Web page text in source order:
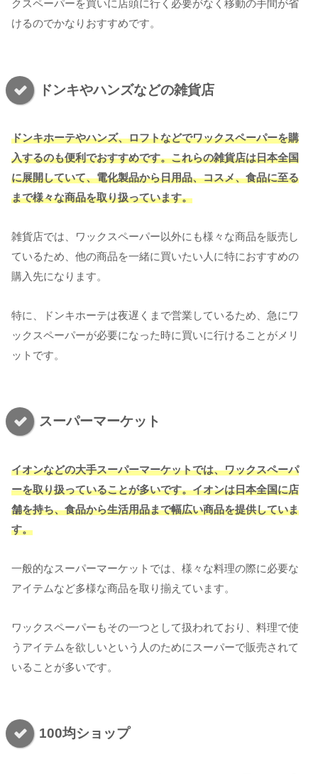
クスペーパーを買いに店頭に行く必要がなく移動の手間が省
けるのでかなりおすすめです。
ドンキやハンズなどの雑貨店
ドンキホーテやハンズ、ロフトなどでワックスペーパーを購
入するのも便利でおすすめです。これらの雑貨店は日本全国
に展開していて、電化製品から日用品、コスメ、食品に至る
まで様々な商品を取り扱っています。
雑貨店では、ワックスペーパー以外にも様々な商品を販売し
ているため、他の商品を一緒に買いたい人に特におすすめの
購入先になります。
特に、ドンキホーテは夜遅くまで営業しているため、急にワ
ックスペーパーが必要になった時に買いに行けることがメリ
ットです。
スーパーマーケット
イオンなどの大手スーパーマーケットでは、ワックスペーパ
ーを取り扱っていることが多いです。イオンは日本全国に店
舗を持ち、食品から生活用品まで幅広い商品を提供していま
す。
一般的なスーパーマーケットでは、様々な料理の際に必要な
アイテムなど多様な商品を取り揃えています。
ワックスペーパーもその一つとして扱われており、料理で使
うアイテムを欲しいという人のためにスーパーで販売されて
いることが多いです。
100均ショップ